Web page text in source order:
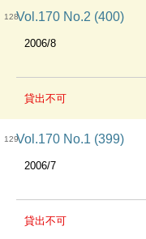
128Vol.170 No.2 (400)
2006/8
貸出不可
129Vol.170 No.1 (399)
2006/7
貸出不可